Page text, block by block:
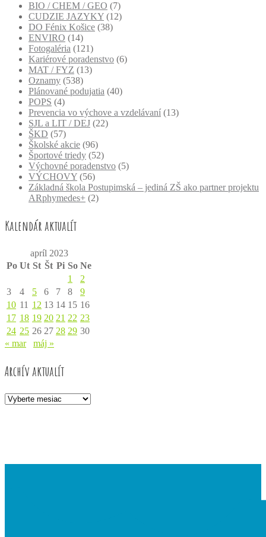
BIO / CHEM / GEO (7)
CUDZIE JAZYKY (12)
DO Fénix Košice (38)
ENVIRO (14)
Fotogaléria (121)
Kariérové poradenstvo (6)
MAT / FYZ (13)
Oznamy (538)
Plánované podujatia (40)
POPS (4)
Prevencia vo výchove a vzdelávaní (13)
SJL a LIT / DEJ (22)
ŠKD (57)
Školské akcie (96)
Športové triedy (52)
Výchovné poradenstvo (5)
VÝCHOVY (56)
Základná škola Postupimská – jediná ZŠ ako partner projektu
ARphymedes+ (2)
Kalendár aktualít
apríl 2023
Po Ut St Št Pi So Ne
1
2
3
4 5 6 7 8
9
10 11 12 13 14 15 16
17 18 19 20 21 22 23
24 25 26 27 28 29 30
« mar
máj »
Archív aktualít
Archív